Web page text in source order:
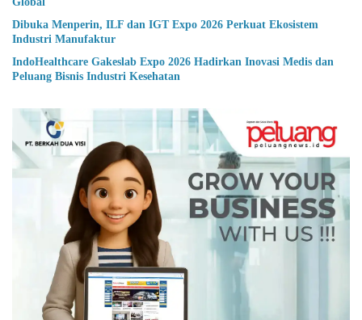
Dibuka Menperin, ILF dan IGT Expo 2026 Perkuat Ekosistem
Industri Manufaktur
IndoHealthcare Gakeslab Expo 2026 Hadirkan Inovasi Medis dan
Peluang Bisnis Industri Kesehatan